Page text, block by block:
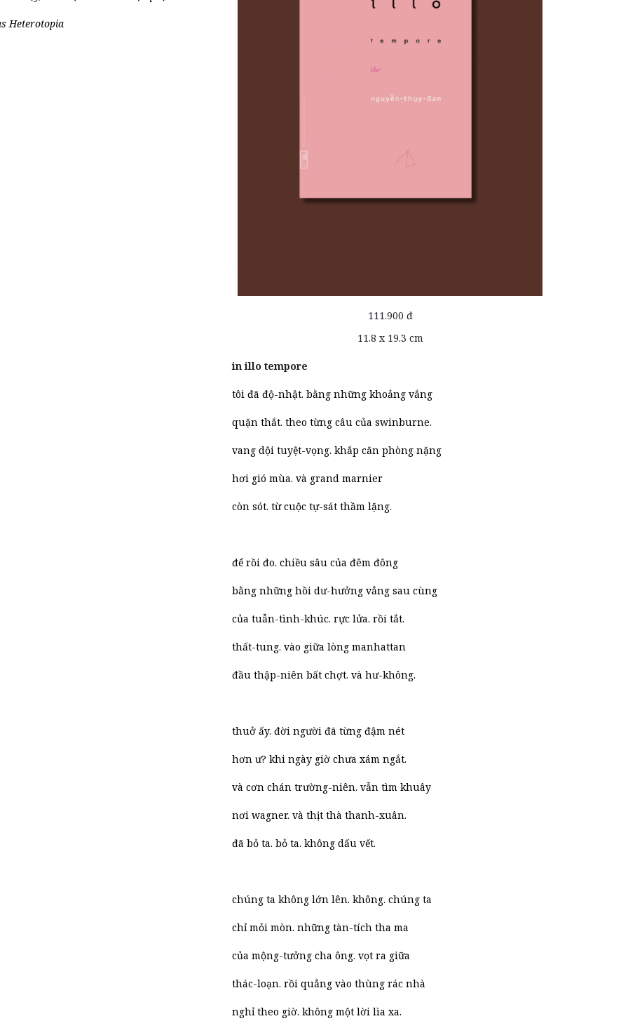
Heterotopia
111.900 đ
11.8 x 19.3 cm
in illo tempore
tôi đã độ-nhật. bằng những khoảng vắng
quặn thắt. theo từng câu của swinburne.
vang dội tuyệt-vọng. khắp căn phòng nặng
hơi gió mùa. và grand marnier
còn sót. từ cuộc tự-sát thầm lặng.
để rồi đo. chiều sâu của đêm đông
bằng những hồi dư-hưởng vẳng sau cùng
của tuẫn-tình-khúc. rực lửa. rồi tắt.
thất-tung. vào giữa lòng manhattan
đầu thập-niên bất chợt. và hư-không.
thuở ấy. đời người đã từng đậm nét
hơn ư? khi ngày giờ chưa xám ngắt.
và cơn chán trường-niên. vẫn tìm khuây
nơi wagner. và thịt thà thanh-xuân.
đã bỏ ta. bỏ ta. không dấu vết.
chúng ta không lớn lên. không. chúng ta
chỉ mỏi mòn. những tàn-tích tha ma
của mộng-tưởng cha ông. vọt ra giữa
thác-loạn. rồi quẳng vào thùng rác nhà
nghỉ theo giờ. không một lời lìa xa.